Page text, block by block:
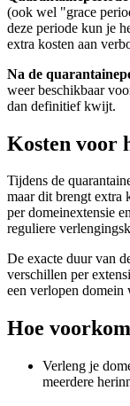
(ook wel "grace
deze periode kun je
extra kosten aan
Na de
weer beschikbaar
dan definitief kwijt.
Kosten voor
Tijdens de
maar dit brengt extra
per domeinextensie
reguliere
De exacte duur van
verschillen per
een verlopen domein
Hoe
Verleng je
meerdere